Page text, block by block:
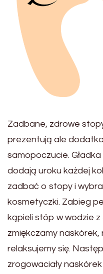
Zadbane, zdrowe
prezentują ale
samopoczucie.
dodają uroku każdej
zadbać o stopy i
kosmetyczki. Zabieg
kąpieli stóp w wodzie z
zmiękczamy naskórek,
relaksujemy się.
zrogowaciały